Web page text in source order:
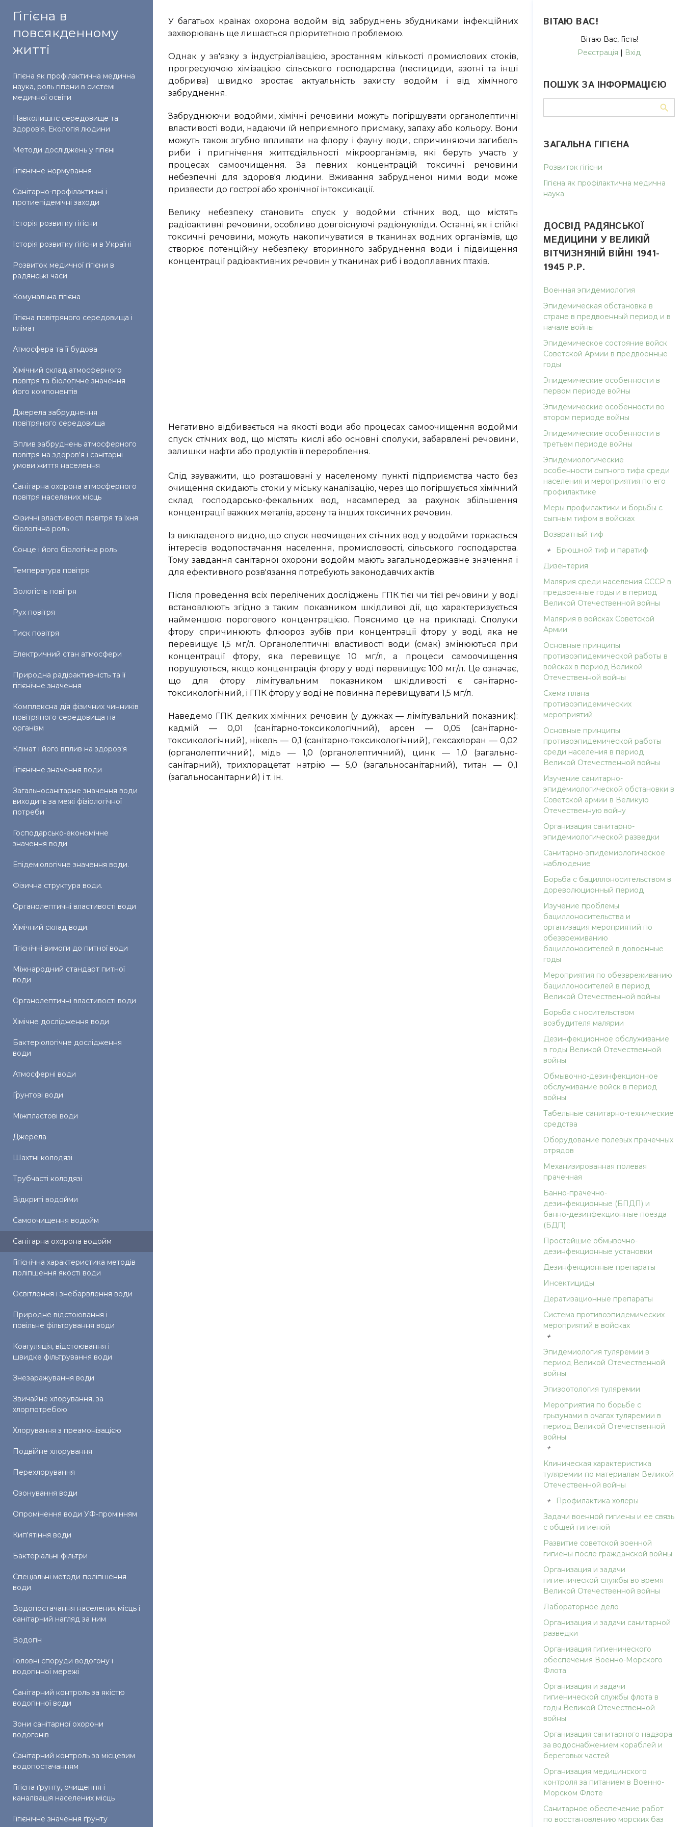
Гігієна в
повсякденному
житті
Гігієна як профілактична медична
наука, роль гігіени в системі
медичної освіти
Навколишнє середовище та
здоров'я. Екологія людини
Методи досліджень у гігієні
Гігієнічне нормування
Санітарно-профілактичні і
протиепідемічні заходи
Історія розвитку гігієни
Історія розвитку гігієни в Україні
Розвиток медичної гігієни в
радянські часи
Комунальна гігієна
Гігієна повітряного середовища і
клімат
Атмосфера та її будова
Хімічний склад атмосферного
повітря та біологічне значення
його компонентів
Джерела забруднення
повітряного середовища
Вплив забруднень атмосферного
повітря на здоров'я і санітарні
умови життя населення
Санітарна охорона атмосферного
повітря населених місць
Фізичні властивості повітря та їхня
біологічна роль
Сонце і його біологічна роль
Температура повітря
Вологість повітря
Рух повітря
Тиск повітря
Електричний стан атмосфери
Природна радіоактивність та її
гігієнічне значення
Комплексна дія фізичних чинників
повітряного середовища на
організм
Клімат і його вплив на здоров'я
Гігієнічне значення води
Загальносанітарне значення води
виходить за межі фізіологічної
потреби
Господарсько-економічне
значення води
Епідеміологічне значення води.
Фізична структура води.
Органолептичні властивості води
Хімічний склад води.
Гігієнічні вимоги до питної води
Міжнародний стандарт питної
води
Органолептичні властивості води
Хімічне дослідження води
Бактеріологічне дослідження
води
Атмосферні води
Ґрунтові води
Міжпластові води
Джерела
Шахтні колодязі
Трубчасті колодязі
Відкриті водойми
Самоочищення водойм
Санітарна охорона водойм
Гігієнічна характеристика методів
поліпшення якості води
Освітлення і знебарвлення води
Природне відстоювання і
повільне фільтрування води
Коагуляція, відстоювання і
швидке фільтрування води
Знезаражування води
Звичайне хлорування, за
хлорпотребою
Хлорування з преамонізацією
Подвійне хлорування
Перехлорування
Озонування води
Опромінення води УФ-промінням
Кип'ятіння води
Бактеріальні фільтри
Спеціальні методи поліпшення
води
Водопостачання населених місць і
санітарний нагляд за ним
Водогін
Головні споруди водогону і
водогінної мережі
Санітарний контроль за якістю
водогінної води
Зони санітарної охорони
водогонів
Санітарний контроль за місцевим
водопостачанням
Гігієна ґрунту, очищення і
каналізація населених місць
Гігієнічне значення ґрунту
У багатьох країнах охорона водойм від забруднень збудниками інфекційних
захворювань ще лишається пріоритетною проблемою.
Однак у зв'язку з індустріалізацією, зростанням кількості промислових стоків,
прогресуючою хімізацією сільського господарства (пестициди, азотні та інші
добрива) швидко зростає актуальність захисту водойм і від хімічного
забруднення.
Забруднюючи водойми, хімічні речовини можуть погіршувати органолептичні
властивості води, надаючи їй неприємного присмаку, запаху або кольору. Вони
можуть також згубно впливати на флору і фауну води, спричиняючи загибель
риби і пригнічення життєдіяльності мікроорганізмів, які беруть участь у
процесах самоочищення. За певних концентрацій токсичні речовини
небезпечні для здоров'я людини. Вживання забрудненої ними води може
призвести до гострої або хронічної інтоксикації.
Велику небезпеку становить спуск у водойми стічних вод, що містять
радіоактивні речовини, особливо довгоіснуючі радіонукліди. Останні, як і стійкі
токсичні речовини, можуть накопичуватися в тканинах водних організмів, що
створює потенційну небезпеку вторинного забруднення води і підвищення
концентрації радіоактивних речовин у тканинах риб і водоплавних птахів.
Негативно відбивається на якості води або процесах самоочищення водойми
спуск стічних вод, що містять кислі або основні сполуки, забарвлені речовини,
залишки нафти або продуктів її перероблення.
Слід зауважити, що розташовані у населеному пункті підприємства часто без
очищення скидають стоки у міську каналізацію, через що погіршується хімічний
склад господарсько-фекальних вод, насамперед за рахунок збільшення
концентрації важких металів, арсену та інших токсичних речовин.
Із викладеного видно, що спуск неочищених стічних вод у водойми торкається
інтересів водопостачання населення, промисловості, сільського господарства.
Тому завдання санітарної охорони водойм мають загальнодержавне значення і
для ефективного розв'язання потребують законодавчих актів.
Після проведення всіх перелічених досліджень ГПК тієї чи тієї речовини у воді
встановлюють згідно з таким показником шкідливої дії, що характеризується
найменшою порогового концентрацією. Пояснимо це на прикладі. Сполуки
фтору спричинюють флюороз зубів при концентрації фтору у воді, яка не
перевищує 1,5 мг/л. Органолептичні властивості води (смак) змінюються при
концентрації фтору, яка перевищує 10 мг/л, а процеси самоочищення
порушуються, якщо концентрація фтору у воді перевищує 100 мг/л. Це означає,
що для фтору лімітувальним показником шкідливості є санітарно-
токсикологічний, і ГПК фтору у воді не повинна перевищувати 1,5 мг/л.
Наведемо ГПК деяких хімічних речовин (у дужках — лімітувальний показник):
кадмій — 0,01 (санітарно-токсикологічний), арсен — 0,05 (санітарно-
токсикологічний), нікель — 0,1 (санітарно-токсикологічний), гексахлоран — 0,02
(органолептичний), мідь — 1,0 (органолептичний), цинк — 1,0 (загально-
санітарний), трихлорацетат натрію — 5,0 (загальносанітарний), титан — 0,1
(загальносанітарний) і т. ін.
ВІТАЮ ВАС!
Вітаю Вас, Гість!
Реєстрація | Вхід
ПОШУК ЗА ІНФОРМАЦІЄЮ
ЗАГАЛЬНА ГІГІЄНА
Розвиток гігієни
Гігієна як профілактична медична
наука
ДОСВІД РАДЯНСЬКОЇ
МЕДИЦИНИ У ВЕЛИКІЙ
ВІТЧИЗНЯНІЙ ВІЙНІ 1941-
1945 Р.Р.
Военная эпидемиология
Эпидемическая обстановка в
стране в предвоенный период и в
начале войны
Эпидемическое состояние войск
Советской Армии в предвоенные
годы
Эпидемические особенности в
первом периоде войны
Эпидемические особенности во
втором периоде войны
Эпидемические особенности в
третьем периоде войны
Эпидемиологические
особенности сыпного тифа среди
населения и мероприятия по его
профилактике
Меры профилактики и борьбы с
сыпным тифом в войсках
Возвратный тиф
+
Брюшной тиф и паратиф
Дизентерия
Малярия среди населения СССР в
предвоенные годы и в период
Великой Отечественной войны
Малярия в войсках Советской
Армии
Основные принципы
противоэпидемической работы в
войсках в период Великой
Отечественной войны
Схема плана
противоэпидемических
мероприятий
Основные принципы
противоэпидемической работы
среди населения в период
Великой Отечественной войны
Изучение санитарно-
эпидемиологической обстановки в
Советской армии в Великую
Отечественную войну
Организация санитарно-
эпидемиологической разведки
Санитарно-эпидемиологическое
наблюдение
Борьба с бациллоносительством в
дореволюционный период
Изучение проблемы
бациллоносительства и
организация мероприятий по
обезвреживанию
бациллоносителей в довоенные
годы
Мероприятия по обезвреживанию
бациллоносителей в период
Великой Отечественной войны
Борьба с носительством
возбудителя малярии
Дезинфекционное обслуживание
в годы Великой Отечественной
войны
Обмывочно-дезинфекционное
обслуживание войск в период
войны
Табельные санитарно-технические
средства
Оборудование полевых прачечных
отрядов
Механизированная полевая
прачечная
Банно-прачечно-
дезинфекционные (БПДП) и
банно-дезинфекционные поезда
(БДП)
Простейшие обмывочно-
дезинфекционные установки
Дезинфекционные препараты
Инсектициды
Дератизационные препараты
Система противоэпидемических
мероприятий в войсках
+
Эпидемиология туляремии в
период Великой Отечественной
войны
Эпизоотология туляремии
Мероприятия по борьбе с
грызунами в очагах туляремии в
период Великой Отечественной
войны
+
Клиническая характеристика
туляремии по материалам Великой
Отечественной войны
+
Профилактика холеры
Задачи военной гигиены и ее связь
с общей гигиеной
Развитие советской военной
гигиены после гражданской войны
Организация и задачи
гигиенической службы во время
Великой Отечественной войны
Лабораторное дело
Организация и задачи санитарной
разведки
Организация гигиенического
обеспечения Военно-Морского
Флота
Организация и задачи
гигиенической службы флота в
годы Великой Отечественной
войны
Организация санитарного надзора
за водоснабжением кораблей и
береговых частей
Организация медицинского
контроля за питанием в Военно-
Морском Флоте
Санитарное обеспечение работ
по восстановлению морских баз